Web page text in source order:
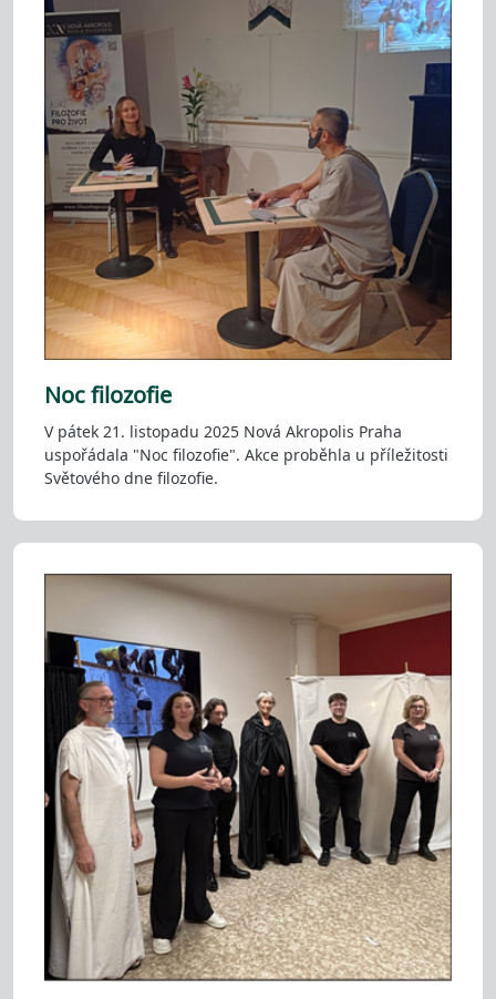
Noc filozofie
V pátek 21. listopadu 2025 Nová Akropolis Praha
uspořádala "Noc filozofie". Akce proběhla u příležitosti
Světového dne filozofie.